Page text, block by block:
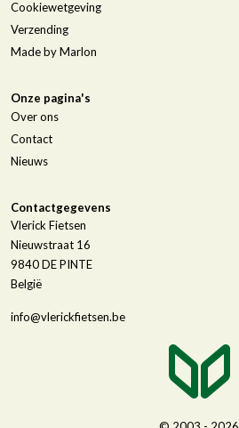
Cookiewetgeving
Verzending
Made by Marlon
Onze pagina's
Over ons
Contact
Nieuws
Contactgegevens
Vlerick Fietsen
Nieuwstraat 16
9840DE PINTE
België
info@vlerickfietsen.be